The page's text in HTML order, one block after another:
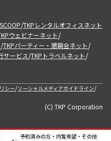
予約済みの方・内覧希望・その他
/TKPレンタルオフィスネット
ウェビナーネット/
/TKPパーティー・懇親会ネット/
サービス/TKPトラベルネット/
シー/ソーシャルメディアガイドライン/
(C) TKP Corporation